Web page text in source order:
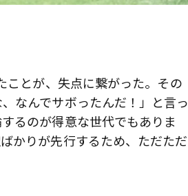
とが、失点に繋がった。その
なんでサボったんだ！」と言っ
るのが得意な世代でもありま
かりが先行するため、ただただ